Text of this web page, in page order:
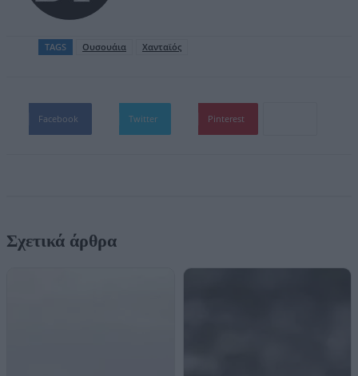
TAGS Ουσουάια Χανταϊός
Facebook Twitter Pinterest
Σχετικά άρθρα